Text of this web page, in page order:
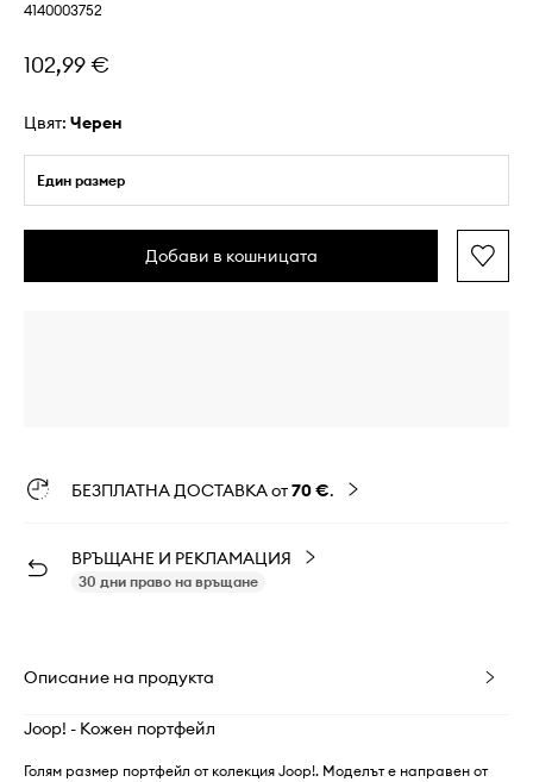
4140003752
102,99 €
Цвят: черен
Един размер
Добави в кошницата
БЕЗПЛАТНА ДОСТАВКА от70 €.
ВРЪЩАНЕ И РЕКЛАМАЦИЯ
30 дни право на връщане
Описание на продукта
Joop! - Кожен портфейл
Голям размер портфейл от колекция Joop!. Моделът е направен от